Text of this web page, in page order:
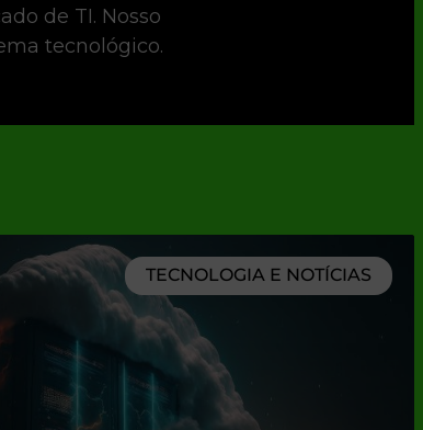
de TI. Nosso
tecnológico.
TECNOLOGIA E NOTÍCIAS